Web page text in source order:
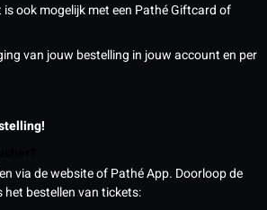
ook mogelijk met een Pathé Giftcard of
van jouw bestelling in jouw account en per
via de website of Pathé App. Doorloop de
bestellen van tickets: